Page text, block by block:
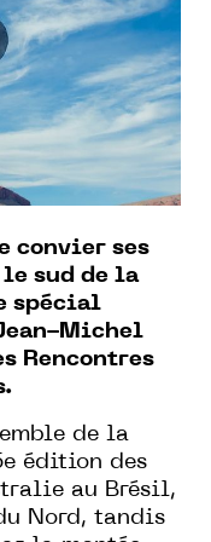
convier ses
le sud de la
spécial
Michel
Rencontres
de la
édition des
au Brésil,
Nord, tandis